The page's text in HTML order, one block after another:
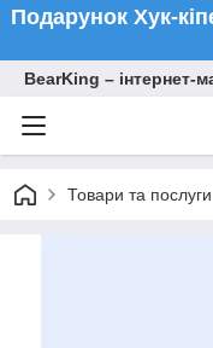
Подарунок Хук-
BearKing – інтернет-
Товари та послуги